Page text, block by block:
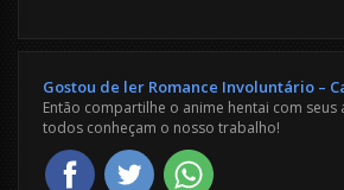
Gostou de ler Romance Involuntário –
Então compartilhe o anime hentai com seus
todos conheçam o nosso trabalho!